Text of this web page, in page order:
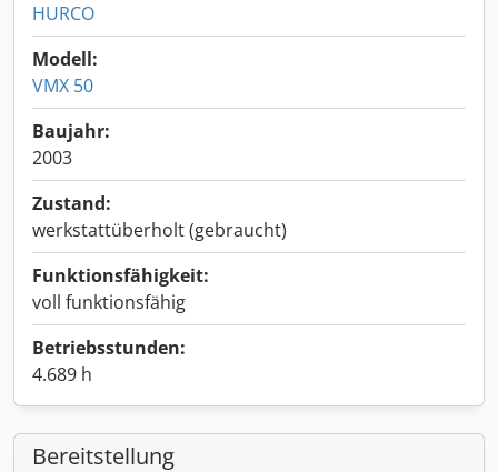
HURCO
Modell:
VMX 50
Baujahr:
2003
Zustand:
werkstattüberholt (gebraucht)
Funktionsfähigkeit:
voll funktionsfähig
Betriebsstunden:
4.689 h
Bereitstellung